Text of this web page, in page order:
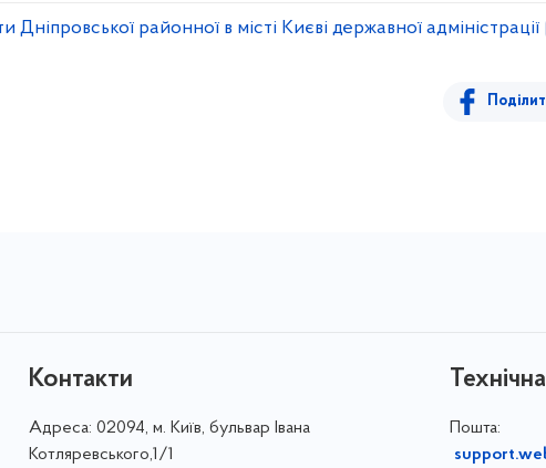
районної в місті Києві державної адміністрації
Контакти
Адреса: 02094, м. Київ, бульвар Івана
Котляревського,1/1
Пошта: